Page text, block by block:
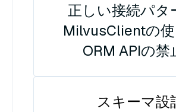
正しい接続パタ
MilvusClientの使
ORM APIの禁
スキーマ設